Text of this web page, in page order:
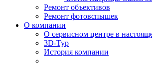
Ремонт объективов
Ремонт фотовспышек
О компании
О сервисном центре в
3D-Тур
История компании